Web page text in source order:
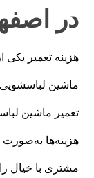
در
هزینه تعمیر
ماشین
تعمیر ماشین
هزینه‌ها
مشتری با خیال